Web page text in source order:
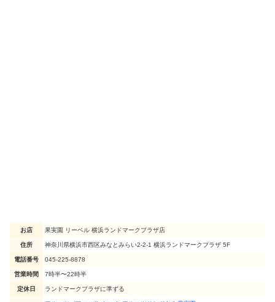
お店 果実園 リーベル 横浜ランドマークプラザ店
住所 神奈川県横浜市西区みなとみらい2-2-1 横浜ランドマークプラザ 5F
電話番号 045-225-8878
営業時間 7時半〜22時半
定休日 ランドマークプラザに準ずる